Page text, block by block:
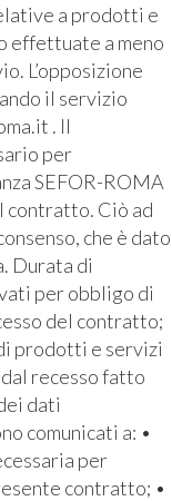
a prodotti e
effettuate a meno
L’opposizione
il servizio
. Il
per
SEFOR-ROMA
contratto. Ciò ad
che è dato
Durata di
per obbligo di
del contratto;
prodotti e servizi
recesso fatto
dati
comunicati a: •
per
contratto; •